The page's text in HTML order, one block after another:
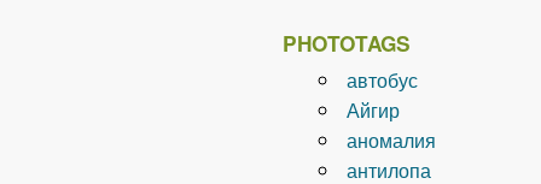
PHOTOTAGS
автобус
Айгир
аномалия
антилопа